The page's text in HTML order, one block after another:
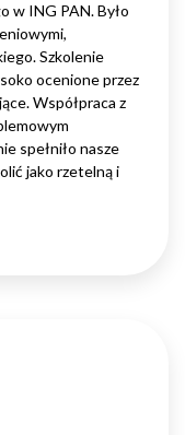
w ING PAN. Było
Szkolenie
ocenione przez
Współpraca z
spełniło nasze
jako rzetelną i